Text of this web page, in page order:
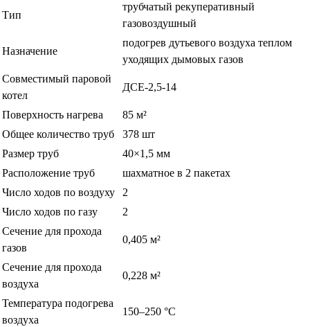
Тип
трубчатый рекуперативный
газовоздушный
Назначение
подогрев дутьевого воздуха теплом
уходящих дымовых газов
Совместимый паровой
котел
ДСЕ-2,5-14
Поверхность нагрева
85 м²
Общее количество труб
378 шт
Размер труб
40×1,5 мм
Расположение труб
шахматное в 2 пакетах
Число ходов по воздуху
2
Число ходов по газу
2
Сечение для прохода
газов
0,405 м²
Сечение для прохода
воздуха
0,228 м²
Температура подогрева
воздуха
150–250 °C